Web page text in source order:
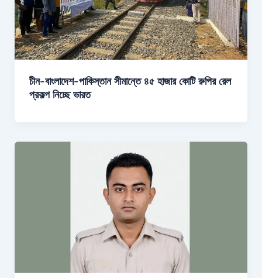
চীন-বাংলাদেশ-পাকিস্তান সীমান্তে ৪৫ হাজার কোটি রুপির রেল
প্রকল্প নিচ্ছে ভারত